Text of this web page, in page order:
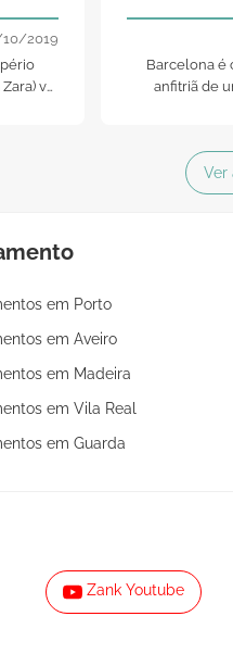
2019
vai
Barcelona é
anfitriã de
editorial,
um ambiente
Ver
em Porto
em Aveiro
em Madeira
em Vila Real
em Guarda
Zank Youtube